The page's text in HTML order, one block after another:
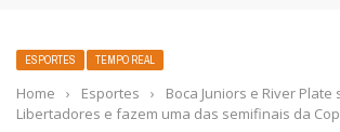
ESPORTES TEMPO REAL
Home › Esportes ›
Boca Juniors e River
Libertadores e fazem uma das semifinais da